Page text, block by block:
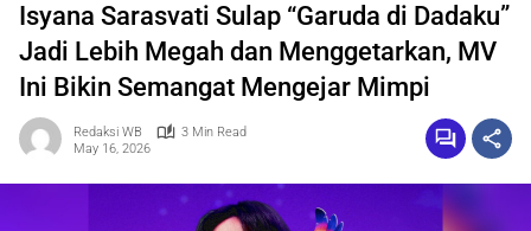
Isyana Sarasvati Sulap “Garuda di Dadaku”
Jadi Lebih Megah dan Menggetarkan, MV
Ini Bikin Semangat Mengejar Mimpi
Redaksi WB
3 Min Read
May 16, 2026